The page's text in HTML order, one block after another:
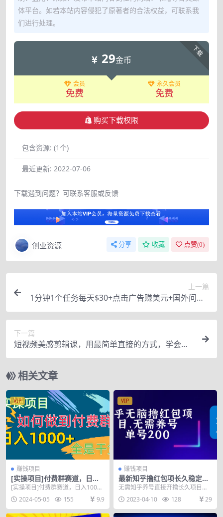
体平台。如若本站内容侵犯了原著者的合法权益，可联系我
们进行处理。
下载
29金币
会员
免费
永久会员
免费
购买下载权限
包含资源: (1个)
最近更新: 2022-07-06
下载遇到问题？可联系客服或反馈
创业资源 分享 收藏 点赞(0)
上一篇
1分钟1个任务每天$30+点击广告赚美元+国外问答1
0分钟赚100 (3个项目)
下一篇
短视频美感剪辑课，用最简单直接的方式，学会短
视频剪辑（附送素材库）
相关文章
VIP
赚钱项目
[实操项目]付费群赛道，日入1
000+
[实操项目]付费群赛道，日入1000+
知识付费永不过时，目前种类同号
不超过10...
2024-05-05 155 9.9
VIP
赚钱项目
最新知乎撸红包项长久稳定项
目，稳定轻松撸低保【详细玩
法教程】
无需知乎养号直接开撸长久项目稳
定俩三年 直接注册知乎号就行，提
现微信秒到。 单个...
2023-04-10 128 29